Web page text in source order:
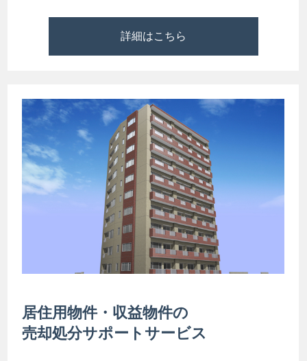
詳細はこちら
居住用物件・収益物件の
売却処分サポートサービス